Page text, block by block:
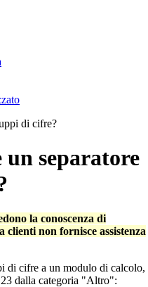
di cifre?
un separatore
la conoscenza di
clienti non fornisce assistenza
di cifre a un modulo di calcolo,
dalla categoria "Altro":